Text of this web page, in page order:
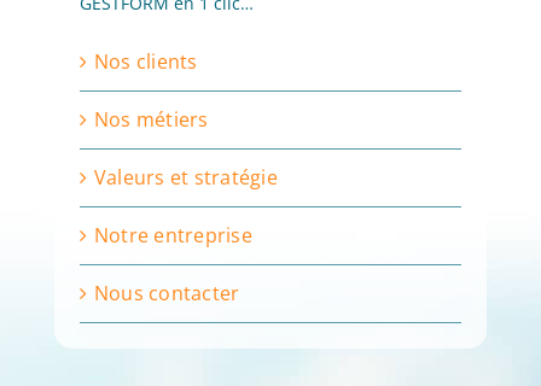
Nos clients
Nos métiers
Valeurs et stratégie
Notre entreprise
Nous contacter